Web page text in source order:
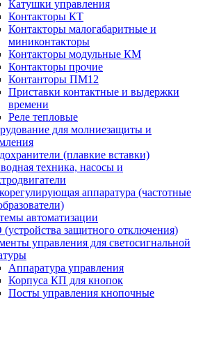
Катушки управления
Контакторы КТ
Контакторы малогабаритные и
миниконтакторы
Контакторы модульные КМ
Контакторы прочие
Контанторы ПМ12
Приставки контактные и выдержки
времени
Реле тепловые
для молниезащиты и
(плавкие вставки)
техника, насосы и
аппаратура (частотные
автоматизации
защитного отключения)
управления для светосигнальной
Аппаратура управления
Корпуса КП для кнопок
Посты управления кнопочные